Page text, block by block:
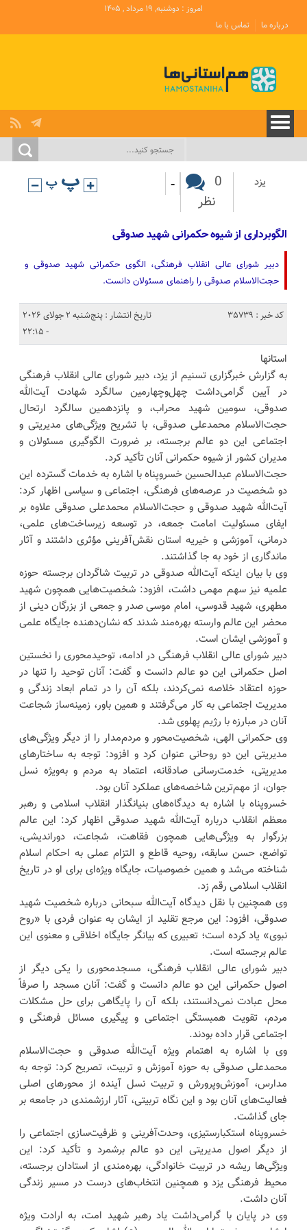
امروز : دوشنبه, ۱۹ مرداد , ۱۴۰۵
درباره ما
تماس با ما
یزد
0
نظر
-
الگوبرداری از شیوه حکمرانی شهید صدوقی
دبیر شورای عالی انقلاب فرهنگی، الگوی حکمرانی شهید صدوقی و
حجت‌الاسلام صدوقی را راهنمای مسئولان دانست.
کد خبر : 35739
تاریخ انتشار : پنج‌شنبه 2 جولای 2026
- 22:15
استانها
به گزارش خبرگزاری تسنیم از یزد، دبیر شورای عالی انقلاب فرهنگی
در آیین گرامی‌داشت چهل‌وچهارمین سالگرد شهادت آیت‌الله
صدوقی، سومین شهید محراب، و پانزدهمین سالگرد ارتحال
حجت‌الاسلام محمدعلی صدوقی، با تشریح ویژگی‌های مدیریتی و
اجتماعی این دو عالم برجسته، بر ضرورت الگوگیری مسئولان و
مدیران کشور از شیوه حکمرانی آنان تأکید کرد.
حجت‌الاسلام عبدالحسین خسروپناه با اشاره به خدمات گسترده این
دو شخصیت در عرصه‌های فرهنگی، اجتماعی و سیاسی اظهار کرد:
آیت‌الله شهید صدوقی و حجت‌الاسلام محمدعلی صدوقی علاوه بر
ایفای مسئولیت امامت جمعه، در توسعه زیرساخت‌های علمی،
درمانی، آموزشی و خیریه استان نقش‌آفرینی مؤثری داشتند و آثار
ماندگاری از خود به جا گذاشتند.
وی با بیان اینکه آیت‌الله صدوقی در تربیت شاگردان برجسته حوزه
علمیه نیز سهم مهمی داشت، افزود: شخصیت‌هایی همچون شهید
مطهری، شهید قدوسی، امام موسی صدر و جمعی از بزرگان دینی از
محضر این عالم وارسته بهره‌مند شدند که نشان‌دهنده جایگاه علمی
و آموزشی ایشان است.
دبیر شورای عالی انقلاب فرهنگی در ادامه، توحیدمحوری را نخستین
اصل حکمرانی این دو عالم دانست و گفت: آنان توحید را تنها در
حوزه اعتقاد خلاصه نمی‌کردند، بلکه آن را در تمام ابعاد زندگی و
مدیریت اجتماعی به کار می‌گرفتند و همین باور، زمینه‌ساز شجاعت
آنان در مبارزه با رژیم پهلوی شد.
وی حکمرانی الهی، شخصیت‌محور و مردم‌مدار را از دیگر ویژگی‌های
مدیریتی این دو روحانی عنوان کرد و افزود: توجه به ساختارهای
مدیریتی، خدمت‌رسانی صادقانه، اعتماد به مردم و به‌ویژه نسل
جوان، از مهم‌ترین شاخصه‌های عملکرد آنان بود.
خسروپناه با اشاره به دیدگاه‌های بنیانگذار انقلاب اسلامی و رهبر
معظم انقلاب درباره آیت‌الله شهید صدوقی اظهار کرد: این عالم
بزرگوار به ویژگی‌هایی همچون فقاهت، شجاعت، دوراندیشی،
تواضع، حسن سابقه، روحیه قاطع و التزام عملی به احکام اسلام
شناخته می‌شد و همین خصوصیات، جایگاه ویژه‌ای برای او در تاریخ
انقلاب اسلامی رقم زد.
وی همچنین با نقل دیدگاه آیت‌الله سبحانی درباره شخصیت شهید
صدوقی، افزود: این مرجع تقلید از ایشان به عنوان فردی با «روح
نبوی» یاد کرده است؛ تعبیری که بیانگر جایگاه اخلاقی و معنوی این
عالم برجسته است.
دبیر شورای عالی انقلاب فرهنگی، مسجدمحوری را یکی دیگر از
اصول حکمرانی این دو عالم دانست و گفت: آنان مسجد را صرفاً
محل عبادت نمی‌دانستند، بلکه آن را پایگاهی برای حل مشکلات
مردم، تقویت همبستگی اجتماعی و پیگیری مسائل فرهنگی و
اجتماعی قرار داده بودند.
وی با اشاره به اهتمام ویژه آیت‌الله صدوقی و حجت‌الاسلام
محمدعلی صدوقی به حوزه آموزش و تربیت، تصریح کرد: توجه به
مدارس، آموزش‌وپرورش و تربیت نسل آینده از محورهای اصلی
فعالیت‌های آنان بود و این نگاه تربیتی، آثار ارزشمندی در جامعه بر
جای گذاشت.
خسروپناه استکبارستیزی، وحدت‌آفرینی و ظرفیت‌سازی اجتماعی را
از دیگر اصول مدیریتی این دو عالم برشمرد و تأکید کرد: این
ویژگی‌ها ریشه در تربیت خانوادگی، بهره‌مندی از استادان برجسته،
محیط فرهنگی یزد و همچنین انتخاب‌های درست در مسیر زندگی
آنان داشت.
وی در پایان با گرامی‌داشت یاد رهبر شهید امت، به ارادت ویژه